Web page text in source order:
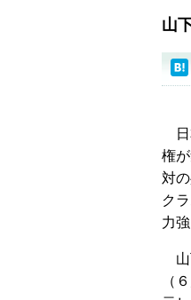
山
日
権
対
ク
力
山
（